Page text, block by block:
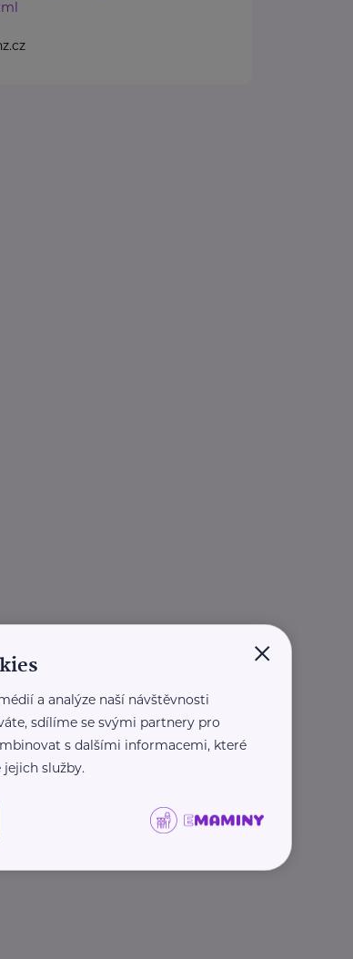
×
a analýze naší návštěvnosti
sdílíme se svými partnery pro
s dalšími informacemi, které
služby.